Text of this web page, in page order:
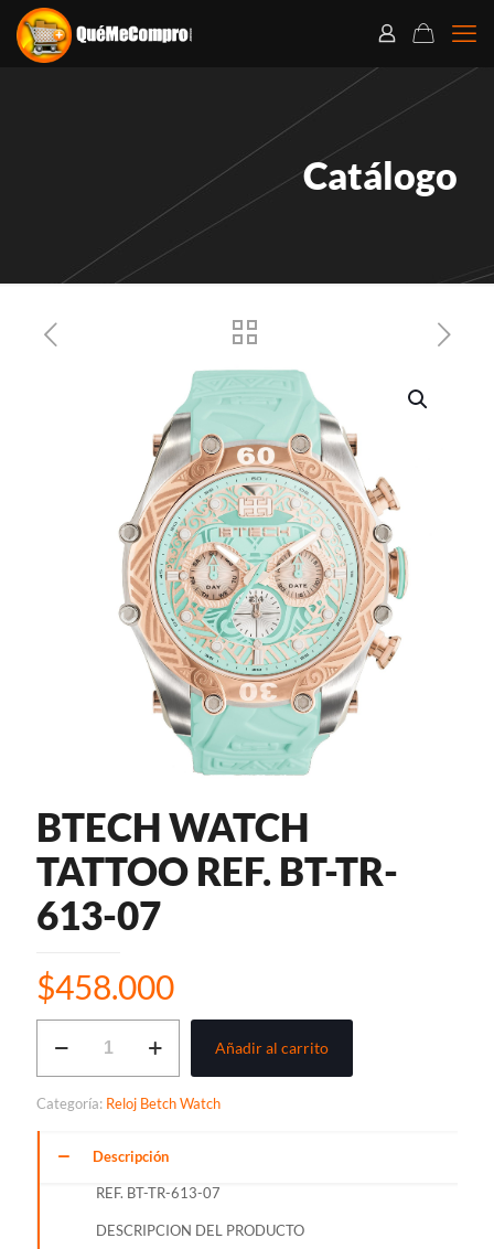
Catálogo
BTECH WATCH
TATTOO REF. BT-TR-
613-07
$458.000
WATCH
BT-
TR-
613-
Añadir al carrito
Categoría: Reloj Betch Watch
Descripción
REF. BT-TR-613-07
DESCRIPCION DEL PRODUCTO